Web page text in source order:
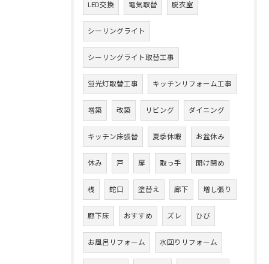
LED交換 電気取替 脱衣室
シーリングライト
シーリングライト取替工事
蛍光灯取替工事 キッチンリフォーム工事
増築 改築 リビング ダイニング
キッチン床張替 夏季休暇 お盆休み
休み 戸 扉 取っ手 開け閉め
桟 蛇口 塗替え 廊下 増し張り
廊下床 おすすめ ズレ ひび
お風呂リフォーム 水回りリフォーム